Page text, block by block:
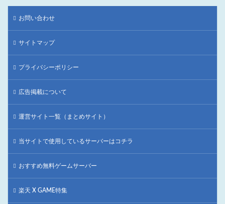
お問い合わせ
サイトマップ
プライバシーポリシー
広告掲載について
運営サイト一覧（まとめサイト）
当サイトで使用しているサーバーはコチラ
おすすめ無料ゲームサーバー
楽天 X GAME特集